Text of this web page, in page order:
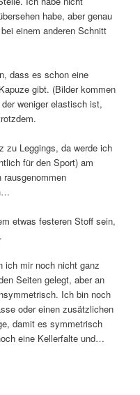
habe, aber genau
einem anderen Schnitt
dass es schon eine
gibt. (Bilder kommen
weniger elastisch ist,
zu Leggings, da werde ich
für den Sport) am
etwas festeren Stoff sein,
ich mir noch nicht ganz
Seiten gelegt, aber an
Ich bin noch
oder einen zusätzlichen
damit es symmetrisch
eine Kellerfalte und…